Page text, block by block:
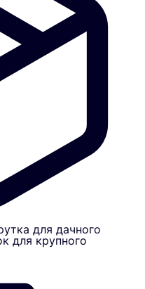
для дачного
для крупного